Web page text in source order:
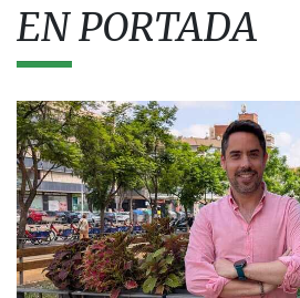
EN PORTADA